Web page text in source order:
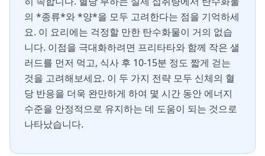
의 *종류*와 *양*을 모두 고려한다는 점을 기억하세
요. 이 요리에는 걱정할 만한 탄수화물이 거의 없습
니다. 이점을 극대화하려면 프리타타와 함께 작은 샐
러드를 먼저 먹고, 식사 후 10-15분 정도 짧게 걷는
것을 고려해보세요. 이 두 가지 전략 모두 신체의 혈
당 반응을 더욱 완만하게 하여 몇 시간 동안 에너지
수준을 안정적으로 유지하는 데 도움이 되는 것으로
나타났습니다.